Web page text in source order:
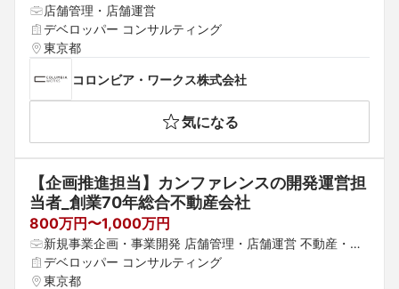
店舗管理・店舗運営
デベロッパー コンサルティング
東京都
コロンビア・ワークス株式会社
気になる
【企画推進担当】カンファレンスの開発運営担
当者_創業70年総合不動産会社
800万円〜1,000万円
新規事業企画・事業開発 店舗管理・店舗運営 不動産・マ
ンション・ビル管理
デベロッパー コンサルティング
東京都